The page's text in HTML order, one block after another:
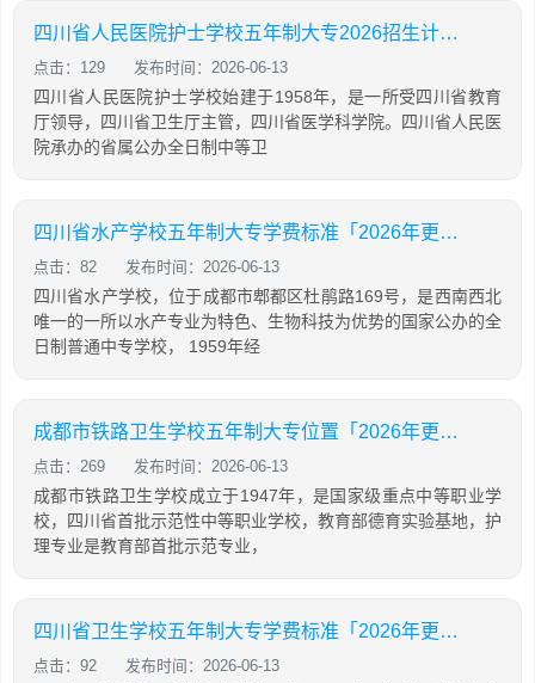
四川省人民医院护士学校五年制大专2026招生计划「2026年更新」
点击：129 发布时间：2026-06-13
四川省人民医院护士学校始建于1958年，是一所受四川省教育
厅领导，四川省卫生厅主管，四川省医学科学院。四川省人民医
院承办的省属公办全日制中等卫
四川省水产学校五年制大专学费标准「2026年更新」
点击：82 发布时间：2026-06-13
四川省水产学校，位于成都市郫都区杜鹃路169号，是西南西北
唯一的一所以水产专业为特色、生物科技为优势的国家公办的全
日制普通中专学校， 1959年经
成都市铁路卫生学校五年制大专位置「2026年更新」
点击：269 发布时间：2026-06-13
成都市铁路卫生学校成立于1947年，是国家级重点中等职业学
校，四川省首批示范性中等职业学校，教育部德育实验基地，护
理专业是教育部首批示范专业，
四川省卫生学校五年制大专学费标准「2026年更新」
点击：92 发布时间：2026-06-13